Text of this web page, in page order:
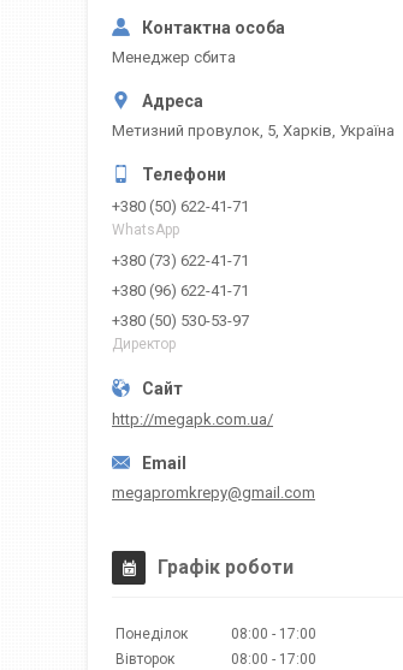
Менеджер сбита
Метизний провулок, 5, Харків, Україна
+380 (50) 622-41-71
WhatsApp
+380 (73) 622-41-71
+380 (96) 622-41-71
+380 (50) 530-53-97
Директор
http://megapk.com.ua/
megapromkrepy@gmail.com
Графік роботи
Понеділок 08:00
17:00
Вівторок
08:00
17:00